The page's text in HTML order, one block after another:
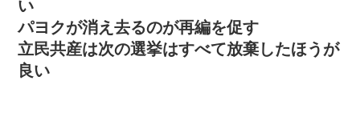
い
パヨクが消え去るのが再編を促す
立民共産は次の選挙はすべて放棄したほうが
良い